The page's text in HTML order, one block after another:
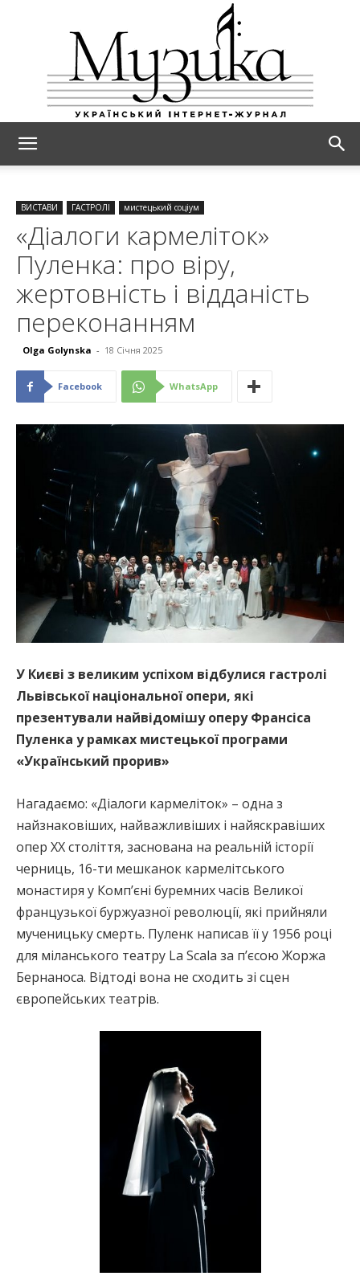
ВИСТАВИ ГАСТРОЛІ мистецький соціум
«Діалоги кармеліток»
Пуленка: про віру,
жертовність і відданість
переконанням
Olga Golynska - 18 Січня 2025
Facebook WhatsApp
У Києві з великим успіхом відбулися гастролі
Львівської національної опери, які
презентували найвідомішу оперу Франсіса
Пуленка у рамках мистецької програми
«Український прорив»
Нагадаємо: «Діалоги кармеліток» – одна з
найзнаковіших, найважливіших і найяскравіших
опер XX століття, заснована на реальній історії
черниць, 16-ти мешканок кармелітського
монастиря у Комп’єні буремних часів Великої
французької буржуазної революції, які прийняли
мученицьку смерть. Пуленк написав її у 1956 році
для міланського театру La Scala за п’єсою Жоржа
Бернаноса. Відтоді вона не сходить зі сцен
європейських театрів.